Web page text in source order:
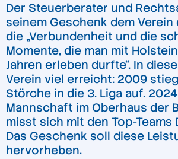
Der Steuerberater und
seinem Geschenk dem Verein
die „Verbundenheit und die
Momente, die man mit
Jahren erleben durfte“. In
Verein viel erreicht: 2009
Störche in die 3. Liga auf.
Mannschaft im Oberhaus der
misst sich mit den Top-Teams
Das Geschenk soll diese
hervorheben.